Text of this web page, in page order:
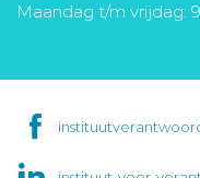
Maandag t/m vrijdag: